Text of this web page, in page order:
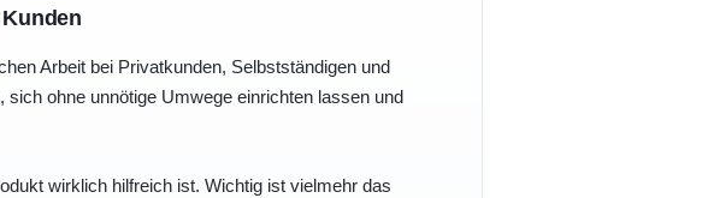
Arbeit bei Privatkunden, Selbstständigen und
ohne unnötige Umwege einrichten lassen und
wirklich hilfreich ist. Wichtig ist vielmehr das